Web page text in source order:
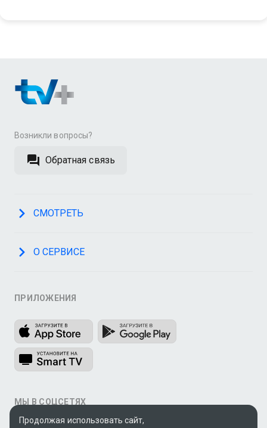
Возникли вопросы?
Обратная связь
СМОТРЕТЬ
О СЕРВИСЕ
ПРИЛОЖЕНИЯ
МЫ В СОЦСЕТЯХ
Продолжая использовать сайт,